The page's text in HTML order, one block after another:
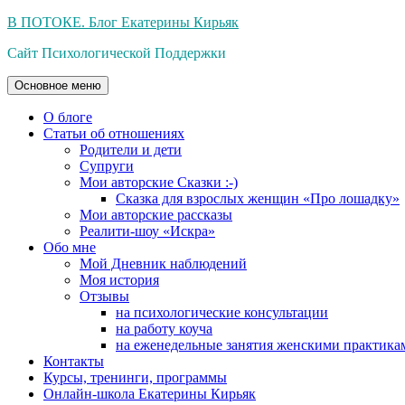
Перейти
содержимому
В ПОТОКЕ. Блог Екатерины Кирьяк
Сайт Психологической Поддержки
Основное меню
О блоге
Статьи об отношениях
Родители и дети
Супруги
Мои авторские Сказки :-)
Сказка для взрослых женщин «Про лошадку»
Мои авторские рассказы
Реалити-шоу «Искра»
Обо мне
Мой Дневник наблюдений
Моя история
Отзывы
на психологические консультации
на работу коуча
на еженедельные занятия женскими
Контакты
Курсы, тренинги, программы
Онлайн-школа Екатерины Кирьяк